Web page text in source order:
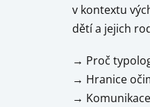
v kontextu
dětí a jejich
→ Proč
→ Hranice
→